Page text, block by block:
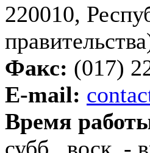
220010,
Факс: (017)
E-mail:
Время